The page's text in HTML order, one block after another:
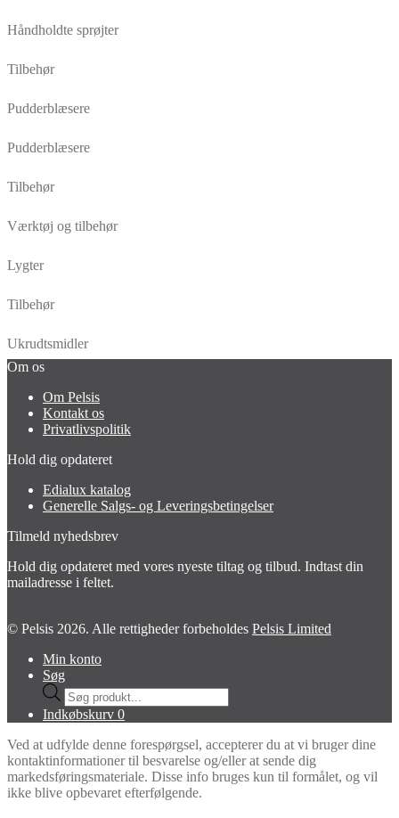
Håndholdte sprøjter
Tilbehør
Pudderblæsere
Pudderblæsere
Tilbehør
Værktøj og tilbehør
Lygter
Tilbehør
Ukrudtsmidler
Om os
Om Pelsis
Kontakt os
Privatlivspolitik
Hold dig opdateret
Edialux katalog
Generelle Salgs- og Leveringsbetingelser
Tilmeld nyhedsbrev
Hold dig opdateret med vores nyeste tiltag og tilbud. Indtast din
mailadresse i feltet.
© Pelsis 2026. Alle rettigheder forbeholdes Pelsis Limited
Min konto
Søg
Products
search
Indkøbskurv 0
Ved at udfylde denne forespørgsel, accepterer du at vi bruger dine
kontaktinformationer til besvarelse og/eller at sende dig
markedsføringsmateriale. Disse info bruges kun til formålet, og vil
ikke blive opbevaret efterfølgende.